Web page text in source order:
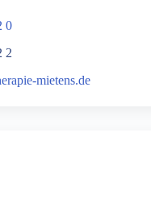
0
2
mietens.de